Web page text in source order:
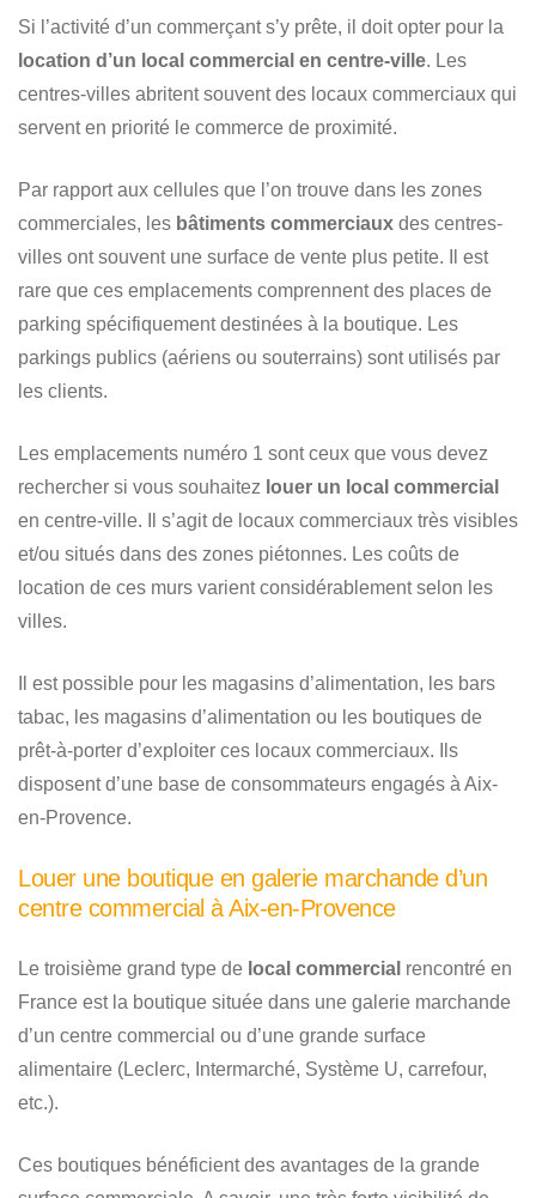
Si l’activité d’un commerçant s’y prête, il doit opter pour la
location d’un local commercial en centre-ville. Les
centres-villes abritent souvent des locaux commerciaux qui
servent en priorité le commerce de proximité.
Par rapport aux cellules que l’on trouve dans les zones
commerciales, les bâtiments commerciaux des centres-
villes ont souvent une surface de vente plus petite. Il est
rare que ces emplacements comprennent des places de
parking spécifiquement destinées à la boutique. Les
parkings publics (aériens ou souterrains) sont utilisés par
les clients.
Les emplacements numéro 1 sont ceux que vous devez
rechercher si vous souhaitez louer un local commercial
en centre-ville. Il s’agit de locaux commerciaux très visibles
et/ou situés dans des zones piétonnes. Les coûts de
location de ces murs varient considérablement selon les
villes.
Il est possible pour les magasins d’alimentation, les bars
tabac, les magasins d’alimentation ou les boutiques de
prêt-à-porter d’exploiter ces locaux commerciaux. Ils
disposent d’une base de consommateurs engagés à Aix-
en-Provence.
Louer une boutique en galerie marchande d’un
centre commercial à Aix-en-Provence
Le troisième grand type de local commercial rencontré en
France est la boutique située dans une galerie marchande
d’un centre commercial ou d’une grande surface
alimentaire (Leclerc, Intermarché, Système U, carrefour,
etc.).
Ces boutiques bénéficient des avantages de la grande